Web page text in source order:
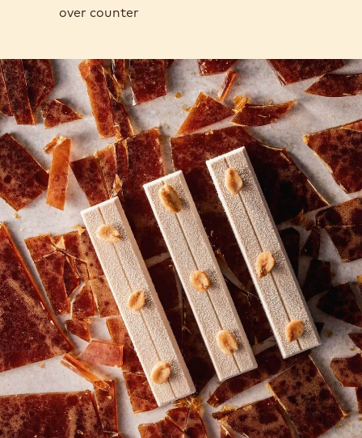
over counter